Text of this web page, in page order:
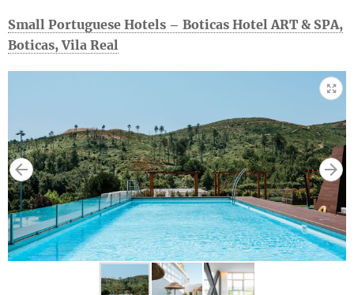
Small Portuguese Hotels – Boticas Hotel ART & SPA,
Boticas, Vila Real